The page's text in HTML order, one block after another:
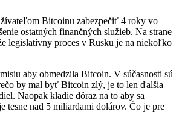
Bitcoinu zabezpečiť 4 roky vo
ostatných finančných služieb. Na strane
legislatívny proces v Rusku je na niekoľko
aby obmedzila Bitcoin. V súčasnosti sú
by mal byť Bitcoin zlý, je to len ďalšia
Naopak kladie dôraz na to aby sa
tesne nad 5 miliardami dolárov. Čo je pre